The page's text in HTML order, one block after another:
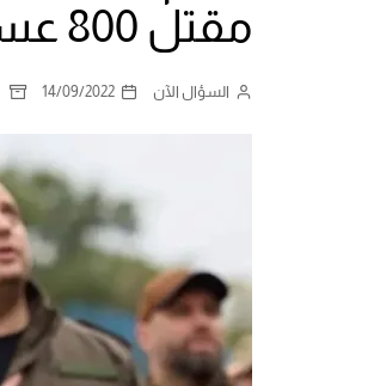
مقتل 800 عسكري اوكراني
السؤال الآن 14/09/2022